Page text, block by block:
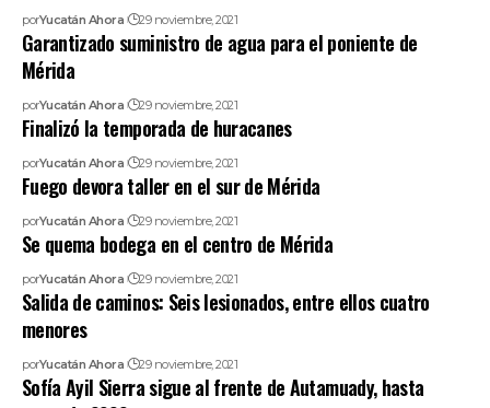
porYucatán Ahora 29 noviembre, 2021
Garantizado suministro de agua para el poniente de
Mérida
porYucatán Ahora 29 noviembre, 2021
Finalizó la temporada de huracanes
porYucatán Ahora 29 noviembre, 2021
Fuego devora taller en el sur de Mérida
porYucatán Ahora 29 noviembre, 2021
Se quema bodega en el centro de Mérida
porYucatán Ahora 29 noviembre, 2021
Salida de caminos: Seis lesionados, entre ellos cuatro
menores
porYucatán Ahora 29 noviembre, 2021
Sofía Ayil Sierra sigue al frente de Autamuady, hasta